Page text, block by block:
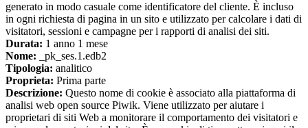
generato in modo casuale come identificatore del cliente. È incluso
in ogni richiesta di pagina in un sito e utilizzato per calcolare i dati di
visitatori, sessioni e campagne per i rapporti di analisi dei siti.
Durata: 1 anno 1 mese
Nome: _pk_ses.1.edb2
Tipologia: analitico
Proprieta: Prima parte
Descrizione: Questo nome di cookie è associato alla piattaforma di
analisi web open source Piwik. Viene utilizzato per aiutare i
proprietari di siti Web a monitorare il comportamento dei visitatori e